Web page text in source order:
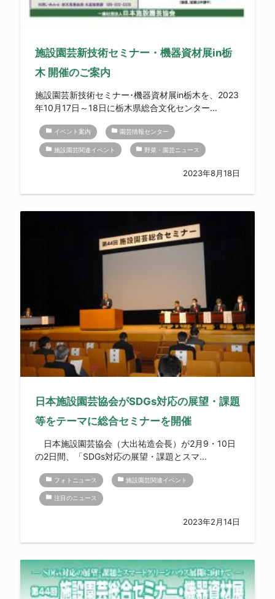
施設園芸新技術セミナー・機器資材展in栃
木 開催のご案内
施設園芸新技術セミナー･機器資材展in栃木を、2023
年10月17日～18日に栃木県総合文化センター...
folder イベント案内 folder 園芸情報センター
folder 施設園芸関連イベント folder 野菜・園芸ニュース
2023年8月18日
日本施設園芸協会がSDGs対応の展望・課題
等をテーマに総合セミナーを開催
日本施設園芸協会（大出祐造会長）が2月9・10日
の2日間、「SDGs対応の展望・課題とスマ...
folder フォトニュース folder 施設園芸関連イベント
folder 注目のニュース
2023年2月14日